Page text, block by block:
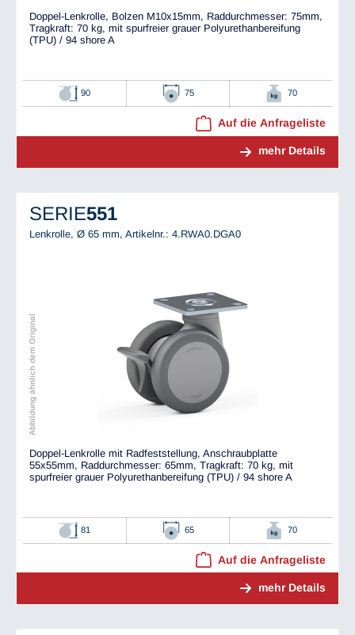
Doppel-Lenkrolle, Bolzen M10x15mm, Raddurchmesser: 75mm,
Tragkraft: 70 kg, mit spurfreier grauer Polyurethanbereifung
(TPU) / 94 shore A
90 75 70
Auf die Anfrageliste
mehr Details
SERIE551
Lenkrolle, Ø 65 mm, Artikelnr.: 4.RWA0.DGA0
Abbildung ähnlich dem Original
Doppel-Lenkrolle mit Radfeststellung, Anschraubplatte
55x55mm, Raddurchmesser: 65mm, Tragkraft: 70 kg, mit
spurfreier grauer Polyurethanbereifung (TPU) / 94 shore A
81 65 70
Auf die Anfrageliste
mehr Details